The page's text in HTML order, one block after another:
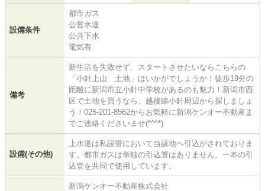
設備条件
都市ガス
公営水道
公共下水
電気有
備考
新生活を失敗せず、スタートさせたいならこちらの
「小針上山 土地」はいかがでしょうか！徒歩19分の
距離に新潟市立小針中学校があるのも魅力！新潟市西
区で土地を買うなら、越後線小針周辺から探しましょ
う！025-201-8562からお気軽に新潟ケンオー不動産ま
でご連絡くださいませ(*^^*)
設備(その他)
上水道は私設管において当該地へ引込がされておりま
す。都市ガスは単独の引込管はありません。一本の引
込管を共同で使用しています。
新潟ケンオー不動産株式会社